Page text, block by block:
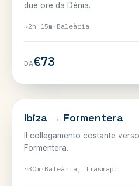
due ore da Dénia.
~2h 15m · Baleària
DA€73
BALEARI
Ibiza → Formentera
Il collegamento costante
Formentera.
~30m · Baleària, Trasmapi